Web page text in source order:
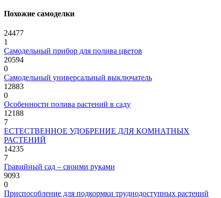
Похожие самоделки
24477
1
Самодельный прибор для полива цветов
20594
0
Самодельный универсальный выключатель
12883
0
Особенности полива растений в саду
12188
7
ЕСТЕСТВЕННОЕ УДОБРЕНИЕ ДЛЯ КОМНАТНЫХ
РАСТЕНИЙ
14235
7
Гравийный сад – своими руками
9093
0
Приспособление для подкормки труднодоступных растений